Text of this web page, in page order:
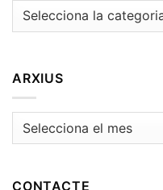
Temes
ARXIUS
Arxius
CONTACTE